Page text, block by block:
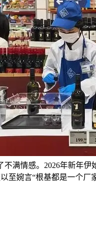
不满情感。2026年新年
至婉言“根基都是一个